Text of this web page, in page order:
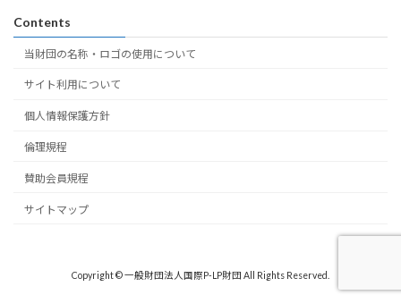
Contents
当財団の名称・ロゴの使用について
サイト利用について
個人情報保護方針
倫理規程
賛助会員規程
サイトマップ
Copyright © 一般財団法人国際P-LP財団 All Rights Reserved.